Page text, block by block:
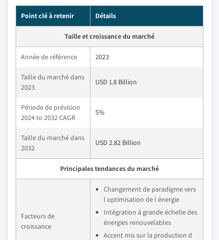
Point clé à retenir Détails
Taille et croissance du marché
Année de référence 2023
Taille du marché dans
2023
USD 1.8 Billion
Période de prévision
2024 to 2032 CAGR
5%
Taille du marché dans
2032
USD 2.82 Billion
Principales tendances du marché
Facteurs de
croissance
Changement de paradigme vers
l optimisation de l énergie
Intégration à grande échelle des
énergies renouvelables
Accent mis sur la production d